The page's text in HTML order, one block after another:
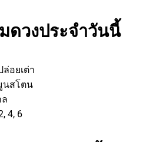
ดวงประจำวันนี้
อยเต่า
นสโตน
4, 6